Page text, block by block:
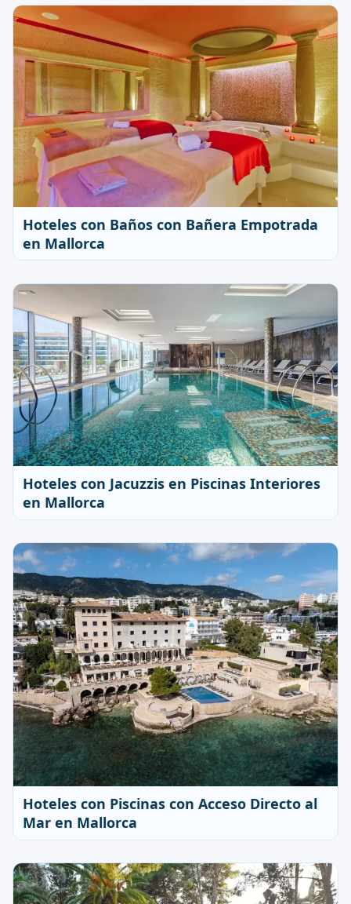
Hoteles con Baños con Bañera Empotrada
en Mallorca
Hoteles con Jacuzzis en Piscinas Interiores
en Mallorca
Hoteles con Piscinas con Acceso Directo al
Mar en Mallorca